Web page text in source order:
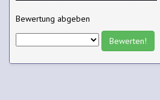
Bewertung abgeben